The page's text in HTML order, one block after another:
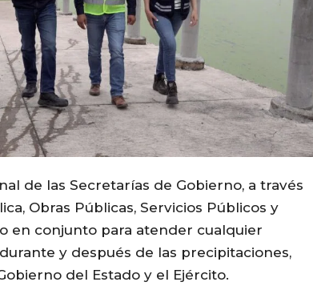
de las Secretarías de Gobierno, a través
Obras Públicas, Servicios Públicos y
en conjunto para atender cualquier
y después de las precipitaciones,
del Estado y el Ejército.